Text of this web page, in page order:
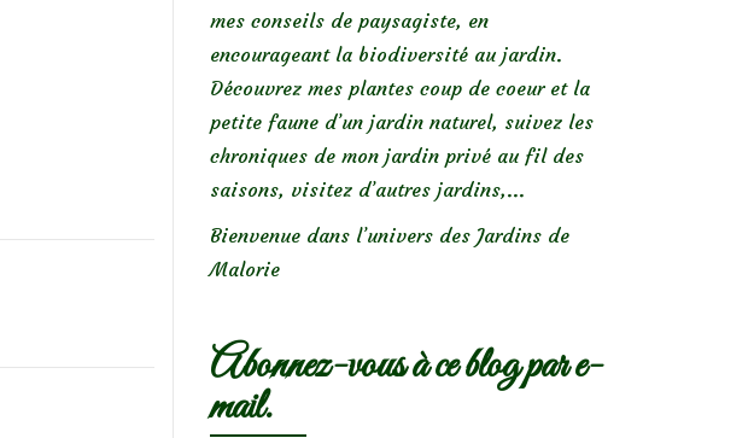
mes conseils de paysagiste, en
encourageant la biodiversité au jardin.
Découvrez mes plantes coup de coeur et la
petite faune d’un jardin naturel, suivez les
chroniques de mon jardin privé au fil des
saisons, visitez d’autres jardins,...
Bienvenue dans l’univers des Jardins de
Malorie
Abonnez-vous à ce blog par e-
mail.